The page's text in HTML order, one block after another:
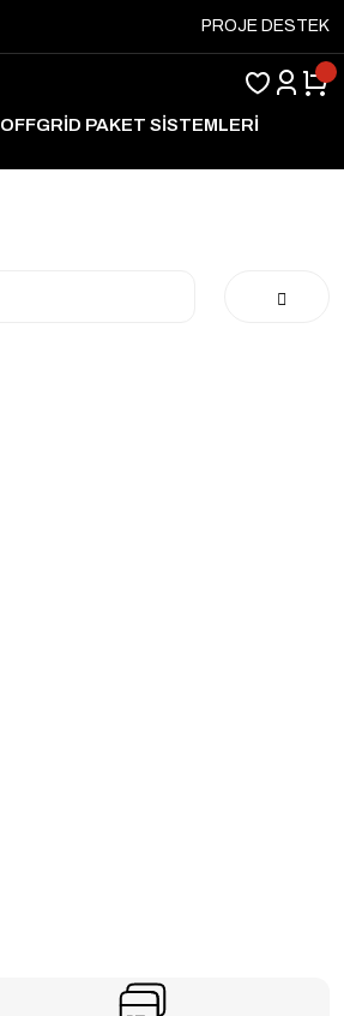
PROJE DESTEK
OFFGRİD PAKET SİSTEMLERİ